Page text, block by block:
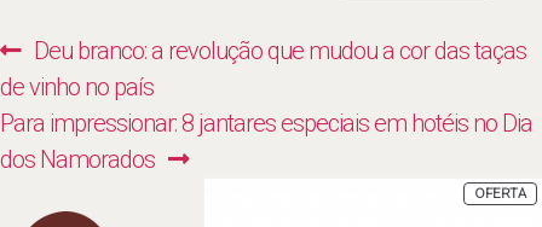
bons vinhos
preços. Valor
sempre foi a
diante de
ofertas,
Navegação
de
Post
Previous
post:
Deu branco: a revolução que mudou a cor das taças
de vinho no país
Next
post:
Para impressionar: 8 jantares especiais em hotéis no Dia
dos Namorados
OFERTA